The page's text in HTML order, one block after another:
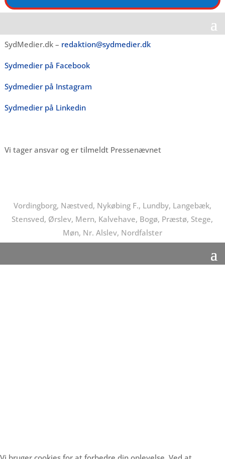
SydMedier.dk – redaktion@sydmedier.dk
Sydmedier på Facebook
Sydmedier på Instagram
Sydmedier på Linkedin
Vi tager ansvar og er tilmeldt Pressenævnet
Vordingborg, Næstved, Nykøbing F., Lundby, Langebæk,
Stensved, Ørslev, Mern, Kalvehave, Bogø, Præstø, Stege,
Møn, Nr. Alslev, Nordfalster